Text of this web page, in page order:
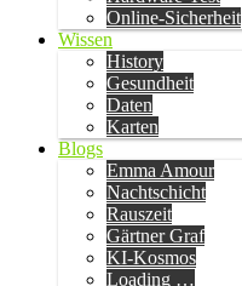
Online-Sicherheit
Wissen
History
Gesundheit
Daten
Karten
Blogs
Emma Amour
Nachtschicht
Rauszeit
Gärtner Graf
KI-Kosmos
Loading …